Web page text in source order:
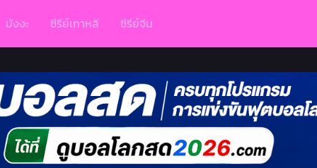
มังงะ ซีรีย์เกาหลี ซีรีย์จีน